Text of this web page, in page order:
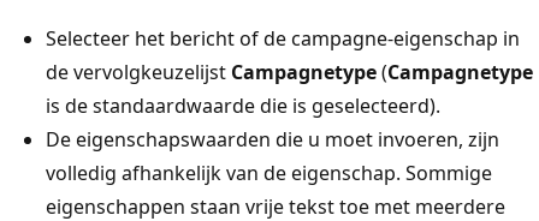
Selecteer het bericht of de campagne-eigenschap in
de vervolgkeuzelijst Campagnetype(Campagnetype
is de standaardwaarde die is geselecteerd).
De eigenschapswaarden die u moet invoeren, zijn
volledig afhankelijk van de eigenschap. Sommige
eigenschappen staan vrije tekst toe met meerdere